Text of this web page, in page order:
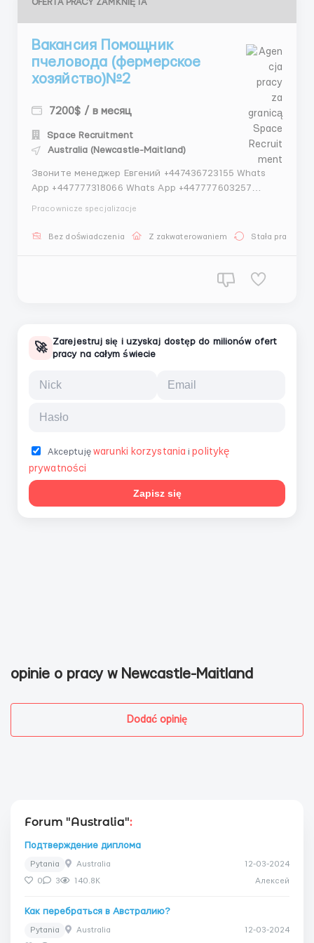
OFERTA PRACY ZAMKNIĘTA
Вакансия Помощник
пчеловода (фермерское
хозяйство)№2
7200$ / в месяц
Space Recruitment
Australia (Newcastle-Maitland)
Звоните менеджер Евгений +447436723155 Whats
App +447777318066 Whats App +447777603257
трудоустройстве) График: Сезонная/постоянная
Pracownicze specjalizacje
Bez doświadczenia Z zakwaterowaniem Stała praca
🚀
Zarejestruj się i uzyskaj dostęp do milionów ofert
pracy na całym świecie
Akceptujęwarunki korzystania ipolitykę
prywatności
Zapisz się
opinie o pracy w Newcastle-Maitland
Dodać opinię
Forum "Australia":
Подтверждение диплома
Pytania Australia 12-03-2024
0 3 140.8K Алексей
Как перебраться в Австралию?
Pytania Australia 12-03-2024